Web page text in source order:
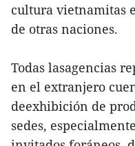
cultura vietnamitas
de otras naciones.
Todas lasagencias
en el extranjero
deexhibición de
sedes,